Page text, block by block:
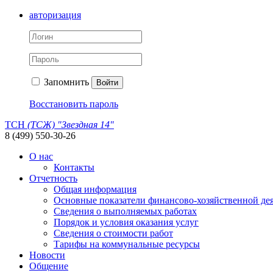
авторизация
Запомнить Войти
Восстановить пароль
ТСН (ТСЖ) "Звездная 14"
8 (499) 550-30-26
О нас
Контакты
Отчетность
Общая информация
Основные показатели финансово-хозяйственной
Сведения о выполняемых работах
Порядок и условия оказания услуг
Сведения о стоимости работ
Тарифы на коммунальные ресурсы
Новости
Общение